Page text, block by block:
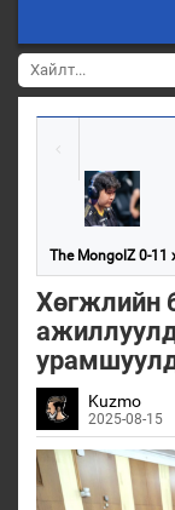
The MongolZ 0-11
Хөгжлийн
Kuzmo
2025-08-15